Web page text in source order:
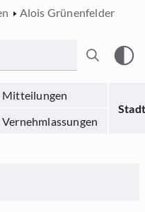
Alois Grünenfelder
Mitteilungen
Stadt
Vernehmlassungen